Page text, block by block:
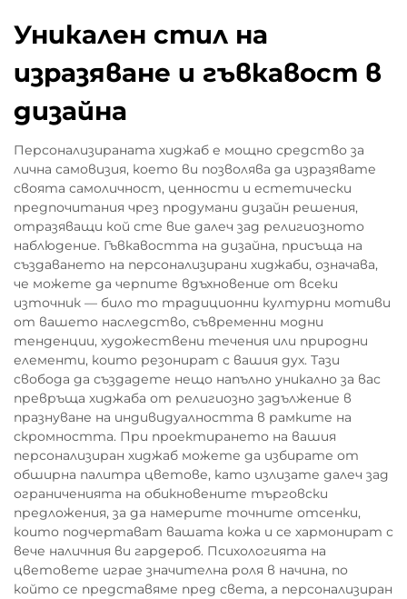
Уникален стил на
изразяване и гъвкавост в
дизайна
Персонализираната хиджаб е мощно средство за
лична самовизия, което ви позволява да изразявате
своята самоличност, ценности и естетически
предпочитания чрез продумани дизайн решения,
отразяващи кой сте вие далеч зад религиозното
наблюдение. Гъвкавостта на дизайна, присъща на
създаването на персонализирани хиджаби, означава,
че можете да черпите вдъхновение от всеки
източник — било то традиционни културни мотиви
от вашето наследство, съвременни модни
тенденции, художествени течения или природни
елементи, които резонират с вашия дух. Тази
свобода да създадете нещо напълно уникално за вас
превръща хиджаба от религиозно задължение в
празнуване на индивидуалността в рамките на
скромността. При проектирането на вашия
персонализиран хиджаб можете да избирате от
обширна палитра цветове, като излизате далеч зад
ограниченията на обикновените търговски
предложения, за да намерите точните отсенки,
които подчертават вашата кожа и се хармонират с
вече наличния ви гардероб. Психологията на
цветовете играе значителна роля в начина, по
който се представяме пред света, а персонализиран